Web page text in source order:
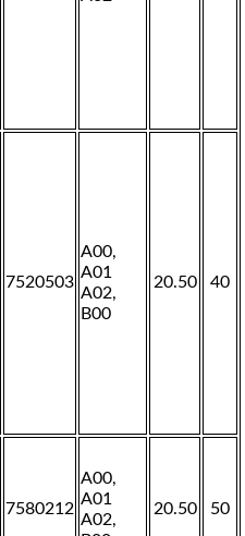
7520503
A00,
A01
A02,
B00
20.50 40
7580212
A00,
A01
A02,
20.50 50